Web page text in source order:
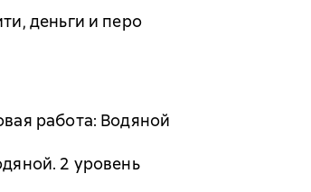
деньги и перо
работа: Водяной
2 уровень